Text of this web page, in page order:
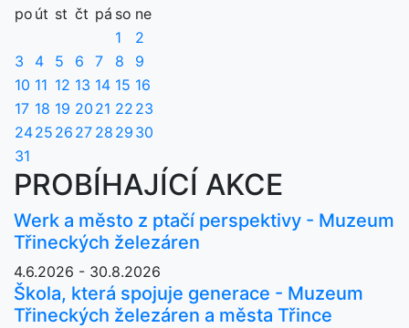
po út st čt pá so ne
1
2
3
4 5 6 7 8
9
10 11 12 13 14 15 16
17 18 19 20 21 22 23
2425 26 27 28 29 30
31
PROBÍHAJÍCÍ AKCE
Werk a město z ptačí perspektivy - Muzeum
Třineckých železáren
4.6.2026 - 30.8.2026
Škola, která spojuje generace - Muzeum
Třineckých železáren a města Třince